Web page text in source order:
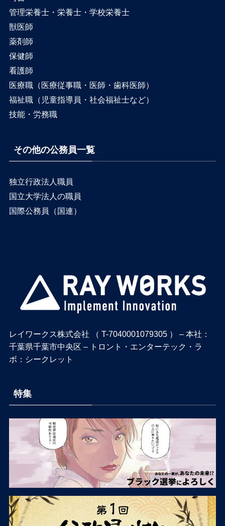
管理栄養士・栄養士・学校栄養士
獣医師
薬剤師
保健師
看護師
医療職（医療従事職・医師・歯科医師）
福祉職（児童指導員・社会福祉士など）
技能・労務職
その他の公務員一覧
独立行政法人職員
国立大学法人の職員
国際公務員（国連）
レイワークス株式会社 （ T-7040001079305 ） – 本社：
千葉県千葉市中央区 – トロント・エンターテック・ラ
ボ：シークレット
特集